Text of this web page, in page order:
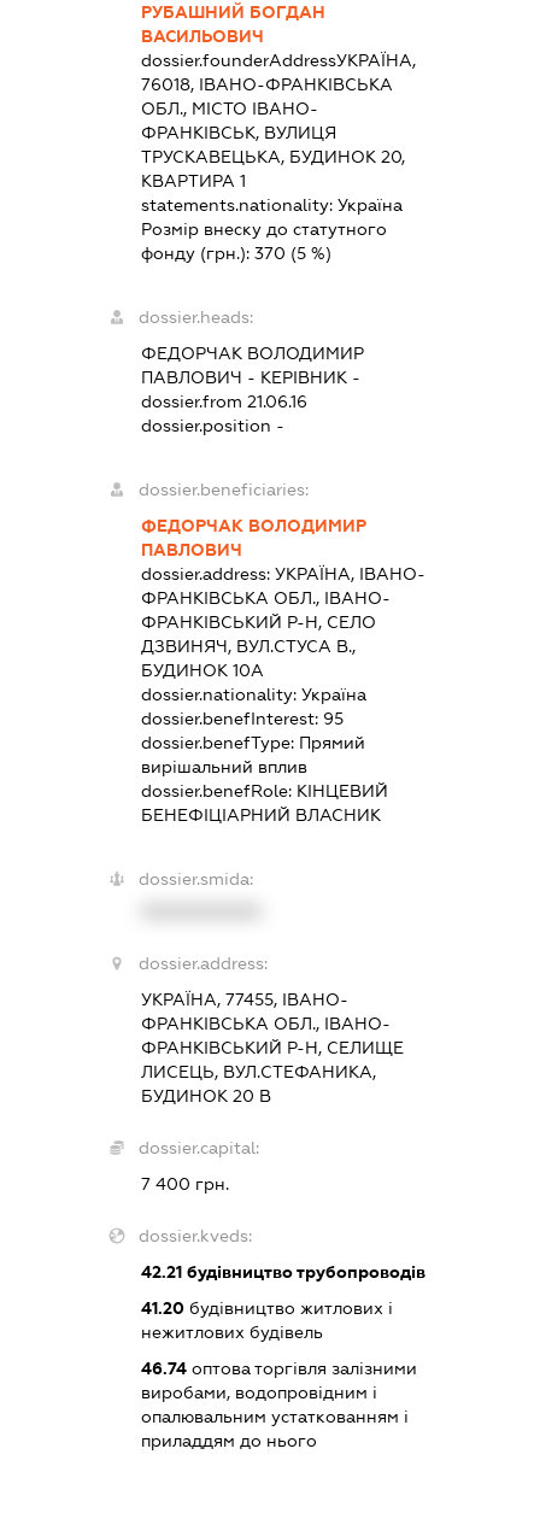
РУБАШНИЙ БОГДАН
ВАСИЛЬОВИЧ
dossier.founderAddressУКРАЇНА,
76018, ІВАНО-ФРАНКІВСЬКА
ОБЛ., МІСТО ІВАНО-
ФРАНКІВСЬК, ВУЛИЦЯ
ТРУСКАВЕЦЬКА, БУДИНОК 20,
КВАРТИРА 1
statements.nationality: Україна
Розмір внеску до статутного
фонду (грн.): 370 (5 %)
dossier.heads:
ФЕДОРЧАК ВОЛОДИМИР
ПАВЛОВИЧ - КЕРІВНИК -
dossier.from 21.06.16
dossier.position -
dossier.beneficiaries:
ФЕДОРЧАК ВОЛОДИМИР
ПАВЛОВИЧ
dossier.address: УКРАЇНА, ІВАНО-
ФРАНКІВСЬКА ОБЛ., ІВАНО-
ФРАНКІВСЬКИЙ Р-Н, СЕЛО
ДЗВИНЯЧ, ВУЛ.СТУСА В.,
БУДИНОК 10А
dossier.nationality: Україна
dossier.benefInterest: 95
dossier.benefType: Прямий
вирішальний вплив
dossier.benefRole: КІНЦЕВИЙ
БЕНЕФІЦІАРНИЙ ВЛАСНИК
dossier.smida:
dossier.address:
УКРАЇНА, 77455, ІВАНО-
ФРАНКІВСЬКА ОБЛ., ІВАНО-
ФРАНКІВСЬКИЙ Р-Н, СЕЛИЩЕ
ЛИСЕЦЬ, ВУЛ.СТЕФАНИКА,
БУДИНОК 20 В
dossier.capital:
7 400 грн.
dossier.kveds:
42.21будівництво трубопроводів
41.20будівництво житлових і
нежитлових будівель
46.74оптова торгівля залізними
виробами, водопровідним і
опалювальним устаткованням і
приладдям до нього